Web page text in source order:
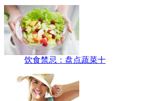
饮食禁忌：盘点蔬菜十